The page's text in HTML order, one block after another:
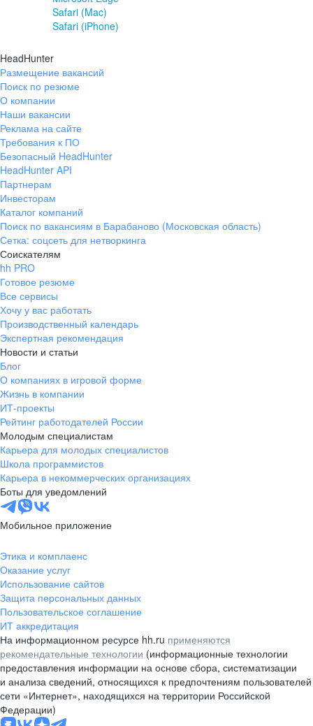
Safari (Mac)
Safari (iPhone)
HeadHunter
Размещение вакансий
Поиск по резюме
О компании
Наши вакансии
Реклама на сайте
Требования к ПО
Безопасный HeadHunter
HeadHunter API
Партнерам
Инвесторам
Каталог компаний
Поиск по вакансиям в Барабаново (Московская область)
Сетка: соцсеть для нетворкинга
Соискателям
hh PRO
Готовое резюме
Все сервисы
Хочу у вас работать
Производственный календарь
Экспертная рекомендация
Новости и статьи
Блог
О компаниях в игровой форме
Жизнь в компании
ИТ-проекты
Рейтинг работодателей России
Молодым специалистам
Карьера для молодых специалистов
Школа программистов
Карьера в некоммерческих организациях
Боты для уведомлений
Мобильное приложение
Этика и комплаенс
Оказание услуг
Использование сайтов
Защита персональных данных
Пользовательское соглашение
ИТ аккредитация
На информационном ресурсе hh.ru применяются
рекомендательные технологии (информационные технологии
предоставления информации на основе сбора, систематизации
и анализа сведений, относящихся к предпочтениям пользователей
сети «Интернет», находящихся на территории Российской
Федерации)